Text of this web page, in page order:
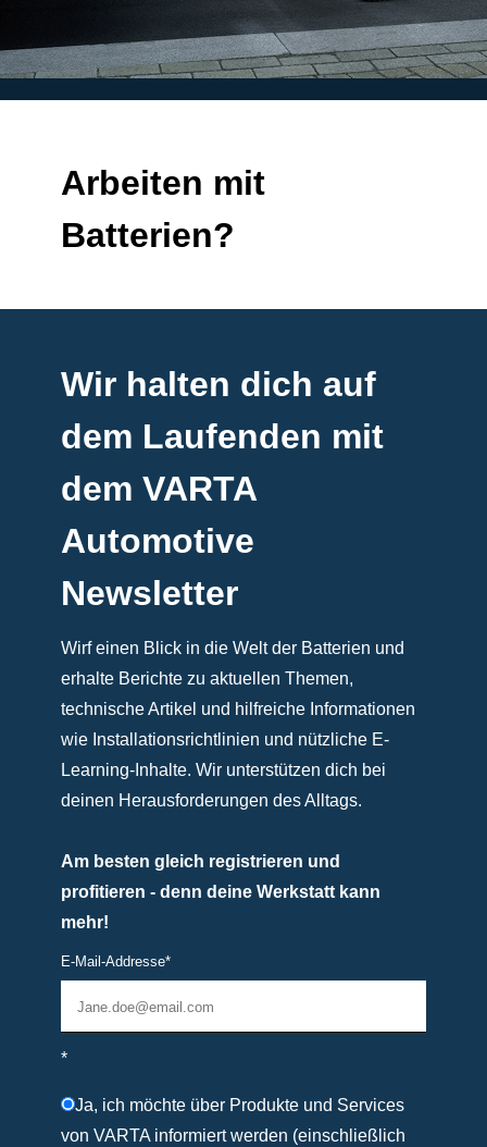
Arbeiten mit
Batterien?
Wir halten dich auf
dem Laufenden mit
dem VARTA
Automotive
Newsletter
Wirf einen Blick in die Welt der Batterien und
erhalte Berichte zu aktuellen Themen,
technische Artikel und hilfreiche Informationen
wie Installationsrichtlinien und nützliche E-
Learning-Inhalte. Wir unterstützen dich bei
deinen Herausforderungen des Alltags.
Am besten gleich registrieren und
profitieren - denn deine Werkstatt kann
mehr!
E-Mail-Addresse*
*
Ja, ich möchte über Produkte und Services
von VARTA informiert werden (einschließlich